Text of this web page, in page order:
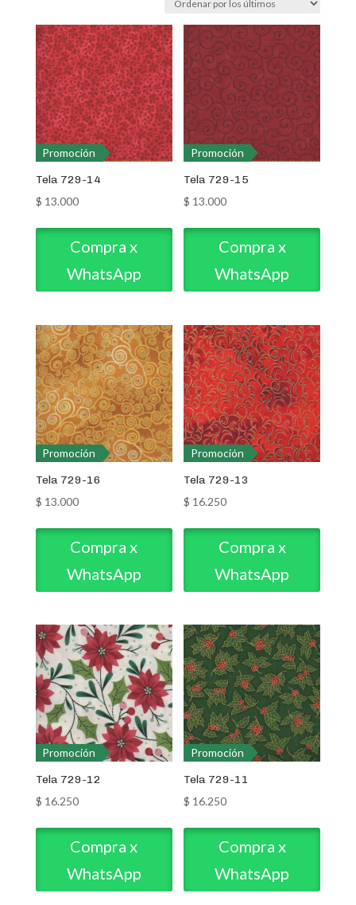
los
últimos
Promoción
Tela 729-14
$ 13.000
Compra x
WhatsApp
Promoción
Tela 729-15
$ 13.000
Compra x
WhatsApp
Promoción
Tela 729-16
$ 13.000
Compra x
WhatsApp
Promoción
Tela 729-13
$ 16.250
Compra x
WhatsApp
Promoción
Tela 729-12
$ 16.250
Compra x
WhatsApp
Promoción
Tela 729-11
$ 16.250
Compra x
WhatsApp